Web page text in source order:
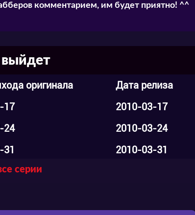
комментарием, им будет приятно! ^^
оригинала
Дата релиза
17
2010-03-17
24
2010-03-24
31
2010-03-31
серии